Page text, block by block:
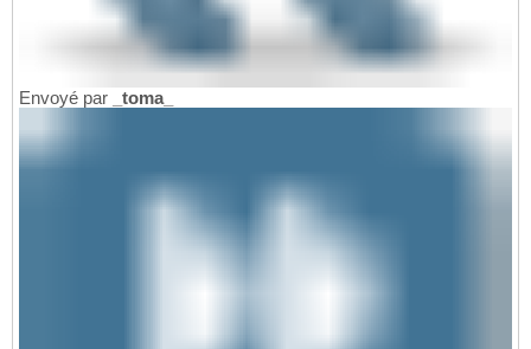
Envoyé par _toma_